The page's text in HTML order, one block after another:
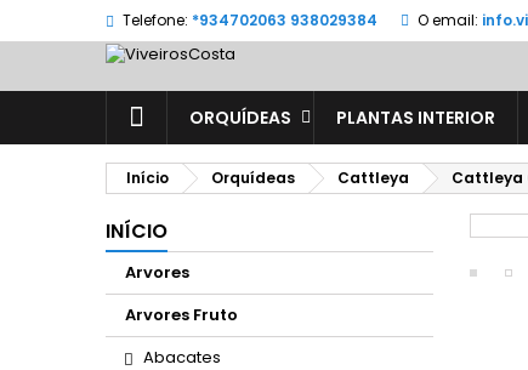
Telefone: *934702063 938029384 O email:
ORQUÍDEAS PLANTAS INTERIOR
Início Orquídeas Cattleya Cattleya
INÍCIO
Arvores
Arvores Fruto
Abacates